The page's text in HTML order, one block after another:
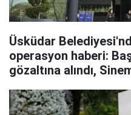
Üsküdar
operasyon haberi:
gözaltına alındı,